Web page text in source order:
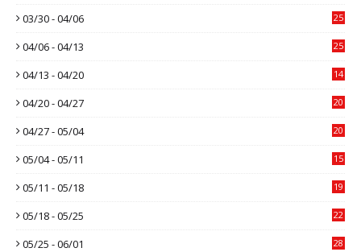
03/30 - 04/06 25
04/06 - 04/13 25
04/13 - 04/20 14
04/20 - 04/27 20
04/27 - 05/04 20
05/04 - 05/11 15
05/11 - 05/18 19
05/18 - 05/25 22
05/25 - 06/01 28